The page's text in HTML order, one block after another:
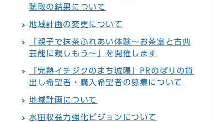
聴取の結果について
地域計画の変更について
「親子で抹茶ふれあい体験～お茶室と古典
芸能に親しもう～」を開催します
「完熟イチジクのまち城陽」PRのぼりの貸
出し希望者・購入希望者の募集について
地域計画について
水田収益力強化ビジョンについて